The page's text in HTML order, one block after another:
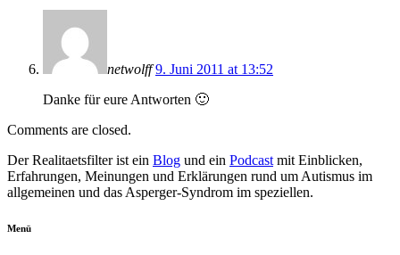
netwolff9. Juni 2011 at 13:52
Danke für eure Antworten 🙂
Comments are closed.
Der Realitaetsfilter ist ein Blog und ein Podcast mit Einblicken,
Erfahrungen, Meinungen und Erklärungen rund um Autismus im
allgemeinen und das Asperger-Syndrom im speziellen.
Menü